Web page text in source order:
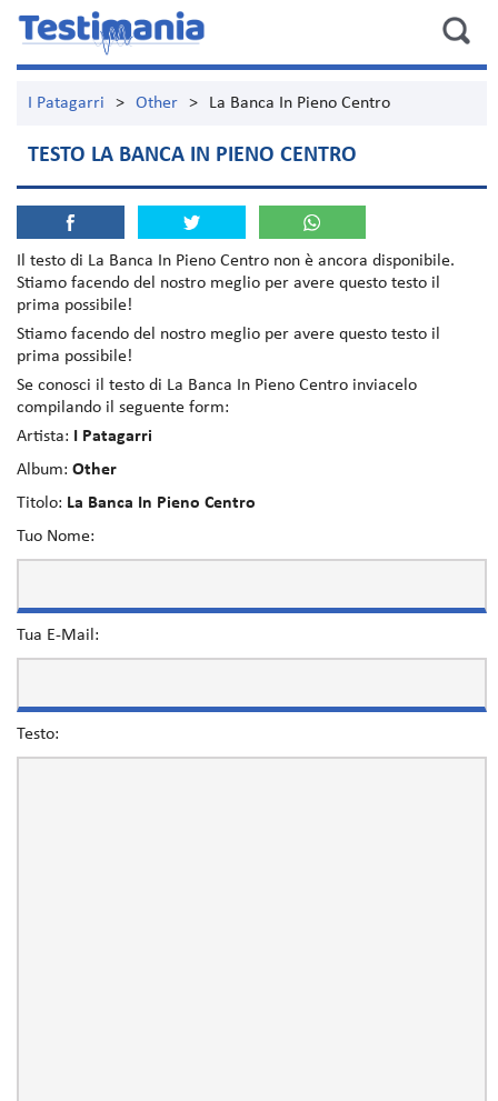
I Patagarri > Other > La Banca In Pieno Centro
TESTO LA BANCA IN PIENO CENTRO
Il testo di La Banca In Pieno Centro non è ancora disponibile.
Stiamo facendo del nostro meglio per avere questo testo il
prima possibile!
Stiamo facendo del nostro meglio per avere questo testo il
prima possibile!
Se conosci il testo di La Banca In Pieno Centro inviacelo
compilando il seguente form:
Artista:
I Patagarri
Album: Other
Titolo: La Banca In Pieno Centro
Tuo Nome:
Tua E-Mail:
Testo: